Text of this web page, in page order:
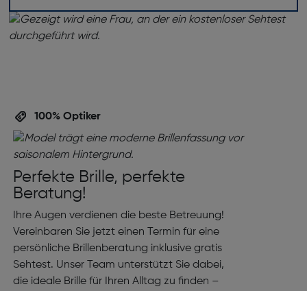
100% Optiker
Perfekte Brille, perfekte
Beratung!
Ihre Augen verdienen die beste Betreuung!
Vereinbaren Sie jetzt einen Termin für eine
persönliche Brillenberatung inklusive gratis
Sehtest. Unser Team unterstützt Sie dabei,
die ideale Brille für Ihren Alltag zu finden –